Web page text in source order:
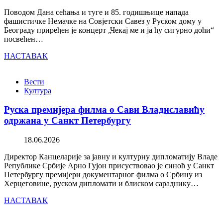
Поводом Дана сећања и туге и 85. годишњице напада
фашистичке Немачке на Совјетски Савез у Руском дому у
Београду приређен је концерт „Чекај ме и ја ћу сигурно доћи“
посвећен…
НАСТАВАК
Вести
Култура
Руска премијера филма о Сави Владиславићу
одржана у Санкт Петербургу
18.06.2026
Директор Канцеларије за јавну и културну дипломатију Владе
Републике Србије Арно Гујон присуствовао је синоћ у Санкт
Петербургу премијери документарног филма о Србину из
Херцеговине, руском дипломати и блиском сараднику…
НАСТАВАК